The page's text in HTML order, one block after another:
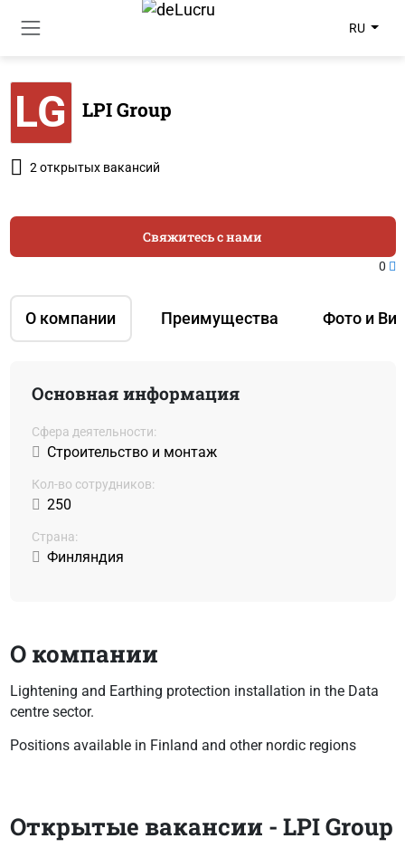
RU
LG LPI Group
2 открытых вакансий
О компании Преимущества Фото и
Свяжитесь с нами
0
Основная информация
Сфера деятельности:
Строительство и монтаж
Кол-во сотрудников:
250
Страна:
Финляндия
О компании
Lightening and Earthing protection installation in the Data
centre sector.
Positions available in Finland and other nordic regions
Открытые вакансии - LPI Group